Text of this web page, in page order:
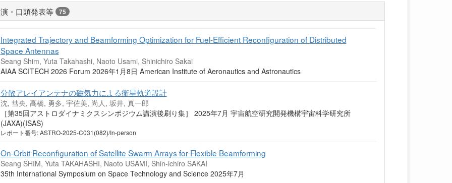
・口頭発表等 75
Integrated Trajectory and Beamforming Optimization for Fuel-Efficient Reconfiguration of Distributed
Space Antennas
Seang Shim, Yuta Takahashi, Naoto Usami, Shinichiro Sakai
AIAA SCITECH 2026 Forum 2026年1月8日 American Institute of Aeronautics and Astronautics
分散アレイアンテナの磁気力による衛星軌道設計
沈, 彗央, 高橋, 勇多, 宇佐美, 尚人, 坂井, 真一郎
［第35回アストロダイナミクスシンポジウム講演後刷り集］ 2025年7月 宇宙航空研究開発機構宇宙科学研究所
(JAXA)(ISAS)
レポート番号: ASTRO-2025-C031(082)/In-person
On-Orbit Reconfiguration of Satellite Swarm Arrays for Flexible Beamforming
Seang SHIM, Yuta TAKAHASHI, Naoto USAMI, Shin-ichiro SAKAI
35th International Symposium on Space Technology and Science 2025年7月